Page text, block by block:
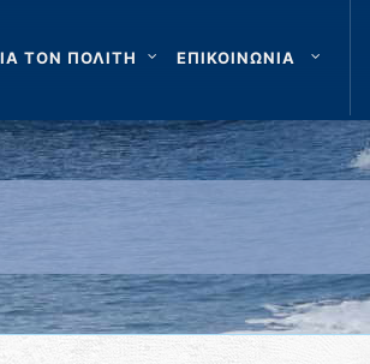
ΤΟΝ ΠΟΛΙΤΗ ΕΠΙΚΟΙΝΩΝΙΑ